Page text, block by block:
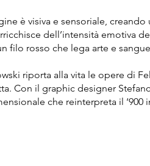
è visiva e sensoriale,
dell’intensità emotiva
filo rosso che lega arte e
riporta alla vita le opere di
Con il graphic designer
che reinterpreta il ‘900